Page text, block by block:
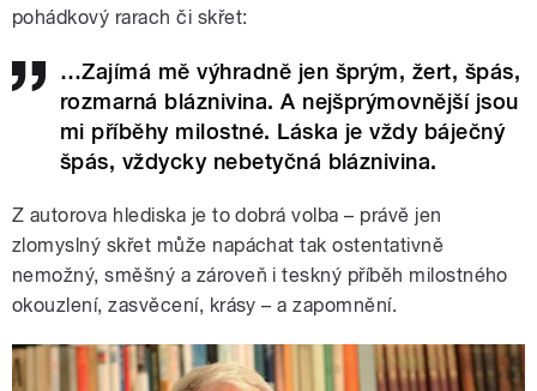
pohádkový rarach či skřet:
…Zajímá mě výhradně jen šprým, žert, špás,
rozmarná bláznivina. A nejšprýmovnější jsou
mi příběhy milostné. Láska je vždy báječný
špás, vždycky nebetyčná bláznivina.
Z autorova hlediska je to dobrá volba – právě jen
zlomyslný skřet může napáchat tak ostentativně
nemožný, směšný a zároveň i teskný příběh milostného
okouzlení, zasvěcení, krásy – a zapomnění.